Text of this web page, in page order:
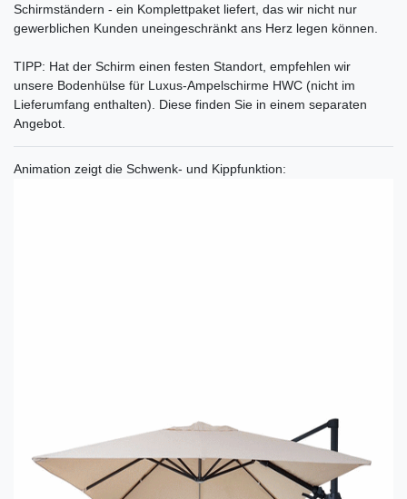
Schirmständern - ein Komplettpaket liefert, das wir nicht nur
gewerblichen Kunden uneingeschränkt ans Herz legen können.
TIPP: Hat der Schirm einen festen Standort, empfehlen wir
unsere Bodenhülse für Luxus-Ampelschirme HWC (nicht im
Lieferumfang enthalten). Diese finden Sie in einem separaten
Angebot.
Animation zeigt die Schwenk- und Kippfunktion: